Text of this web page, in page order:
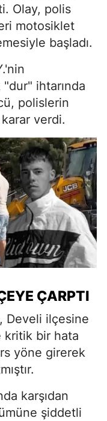
Olay, polis
motosiklet
başladı.
ihtarında
polislerin
karar verdi.
ÇARPTI
Develi ilçesine
kritik bir hata
yöne girerek
karşıdan
şiddetli